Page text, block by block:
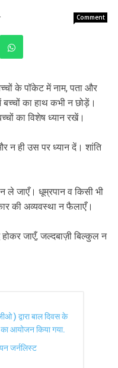
Comment
के पॉकेट में नाम, पता और
का हाथ कभी न छोड़ें।
का विशेष ध्यान रखें।
न ही उस पर ध्यान दें। शांति
ले जाएँ। धूम्रपान व किसी भी
की अव्यवस्था न फैलाएँ।
जाएँ, जल्दबाज़ी बिल्कुल न
) द्वारा बाल दिवस के
आयोजन किया गया.
जर्नलिस्ट